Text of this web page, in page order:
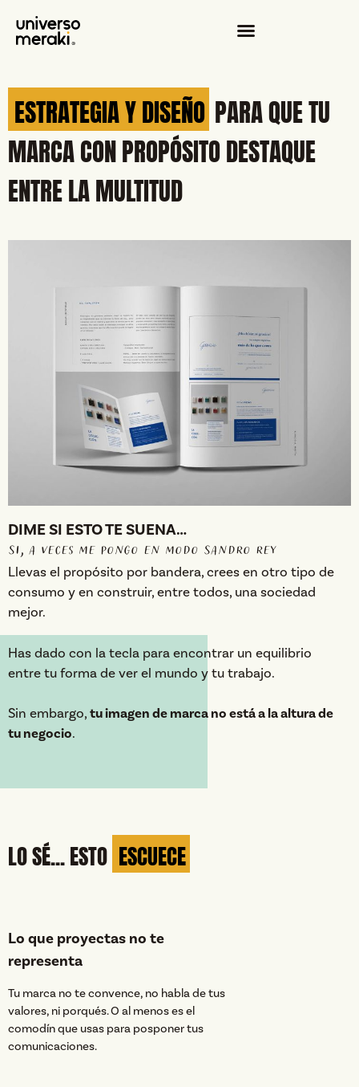
ESTRATEGIA Y DISEÑO PARA QUE TU
MARCA CON PROPÓSITO DESTAQUE
ENTRE LA MULTITUD
DIME SI ESTO TE SUENA…
SI, a veces me pongo en modo Sandro rey
Llevas el propósito por bandera, crees en otro tipo de
consumo y en construir, entre todos, una sociedad
mejor.
Has dado con la tecla para encontrar un equilibrio
entre tu forma de ver el mundo y tu trabajo.
Sin embargo, tu imagen de marca no está a la altura de
tu negocio.
LO SÉ... ESTO ESCUECE
Lo que proyectas no te
representa
Tu marca no te convence, no habla de tus
valores, ni porqués. O al menos es el
comodín que usas para posponer tus
comunicaciones.